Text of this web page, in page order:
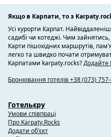
Якщо в Карпати, то з
Усі курорти Карпат.
садибі чи котеджі. Чим
Карти пішохідних маршрутів,
легко та швидко почати
Карпатами karpaty.rocks?Додайте
Бронювання готелів +38 (073)
Готельєру
Умови співпраці
Про Karpaty.Rocks
Додати об'єкт